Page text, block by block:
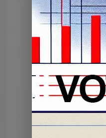
Dans mon tiroir
Dans mon tiroir
Dans mon tiroir